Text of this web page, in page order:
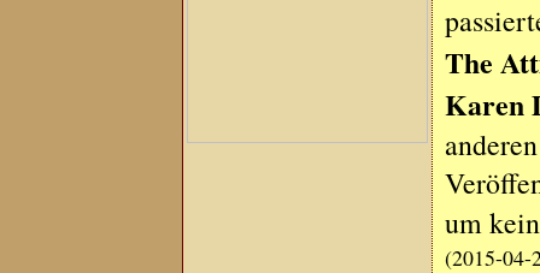
The
Karen
um
(2015-04-